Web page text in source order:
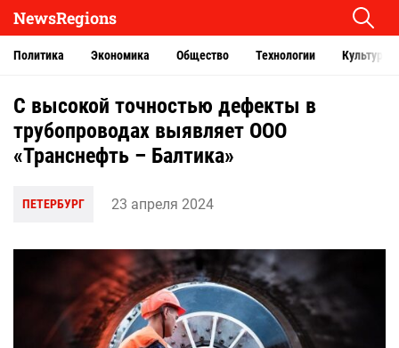
NewsRegions
Политика Экономика Общество Технологии Культура
С высокой точностью дефекты в
трубопроводах выявляет ООО
«Транснефть – Балтика»
ПЕТЕРБУРГ 23 апреля 2024